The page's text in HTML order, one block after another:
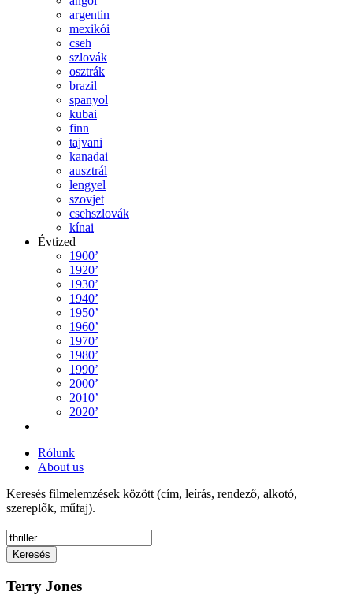
argentin
mexikói
cseh
szlovák
osztrák
brazil
spanyol
kubai
finn
tajvani
kanadai
ausztrál
lengyel
szovjet
csehszlovák
kínai
Évtized
1900’
1920’
1930’
1940’
1950’
1960’
1970’
1980’
1990’
2000’
2010’
2020’
Rólunk
About us
Keresés filmelemzések között (cím, leírás, rendező, alkotó,
szereplők, műfaj).
Keresés
Terry Jones